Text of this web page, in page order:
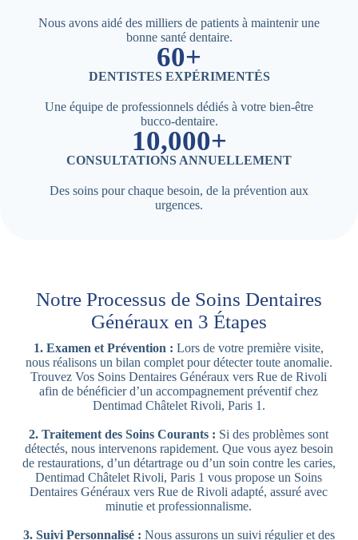
Nous avons aidé des milliers de patients à maintenir une
bonne santé dentaire.
60+
DENTISTES EXPÉRIMENTÉS
Une équipe de professionnels dédiés à votre bien-être
bucco-dentaire.
10,000+
CONSULTATIONS ANNUELLEMENT
Des soins pour chaque besoin, de la prévention aux
urgences.
Notre Processus de Soins Dentaires
Généraux en 3 Étapes
1. Examen et Prévention : Lors de votre première visite,
nous réalisons un bilan complet pour détecter toute anomalie.
Trouvez Vos Soins Dentaires Généraux vers Rue de Rivoli
afin de bénéficier d’un accompagnement préventif chez
Dentimad Châtelet Rivoli, Paris 1.
2. Traitement des Soins Courants : Si des problèmes sont
détectés, nous intervenons rapidement. Que vous ayez besoin
de restaurations, d’un détartrage ou d’un soin contre les caries,
Dentimad Châtelet Rivoli, Paris 1 vous propose un Soins
Dentaires Généraux vers Rue de Rivoli adapté, assuré avec
minutie et professionnalisme.
3. Suivi Personnalisé : Nous assurons un suivi régulier et des